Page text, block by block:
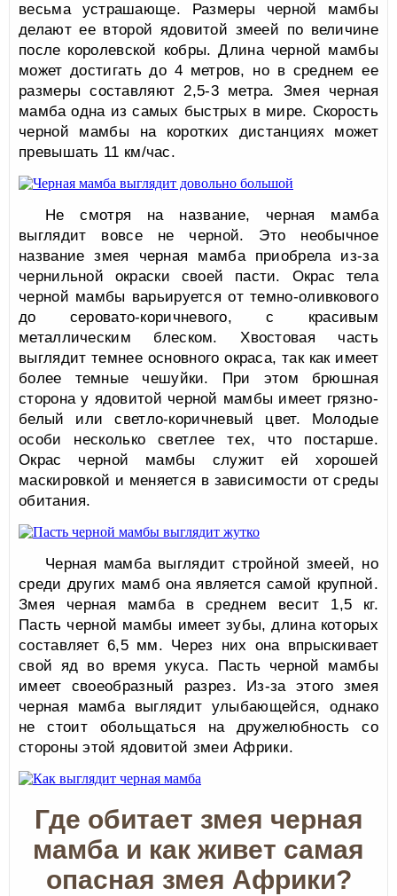
весьма устрашающе. Размеры черной мамбы
делают ее второй ядовитой змеей по величине
после королевской кобры. Длина черной мамбы
может достигать до 4 метров, но в среднем ее
размеры составляют 2,5-3 метра. Змея черная
мамба одна из самых быстрых в мире. Скорость
черной мамбы на коротких дистанциях может
превышать 11 км/час.
Не смотря на название, черная мамба
выглядит вовсе не черной. Это необычное
название змея черная мамба приобрела из-за
чернильной окраски своей пасти. Окрас тела
черной мамбы варьируется от темно-оливкового
до серовато-коричневого, с красивым
металлическим блеском. Хвостовая часть
выглядит темнее основного окраса, так как имеет
более темные чешуйки. При этом брюшная
сторона у ядовитой черной мамбы имеет грязно-
белый или светло-коричневый цвет. Молодые
особи несколько светлее тех, что постарше.
Окрас черной мамбы служит ей хорошей
маскировкой и меняется в зависимости от среды
обитания.
Черная мамба выглядит стройной змеей, но
среди других мамб она является самой крупной.
Змея черная мамба в среднем весит 1,5 кг.
Пасть черной мамбы имеет зубы, длина которых
составляет 6,5 мм. Через них она впрыскивает
свой яд во время укуса. Пасть черной мамбы
имеет своеобразный разрез. Из-за этого змея
черная мамба выглядит улыбающейся, однако
не стоит обольщаться на дружелюбность со
стороны этой ядовитой змеи Африки.
Где обитает змея черная
мамба и как живет самая
опасная змея Африки?